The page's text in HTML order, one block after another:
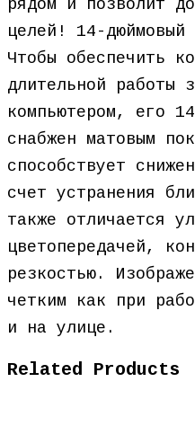
рядом и позволит
целей! 14-дюймовый
Чтобы обеспечить
длительной работы
компьютером, его
снабжен матовым
способствует
счет устранения
также отличается
цветопередачей,
резкостью.
четким как при
и на улице.
Related Products